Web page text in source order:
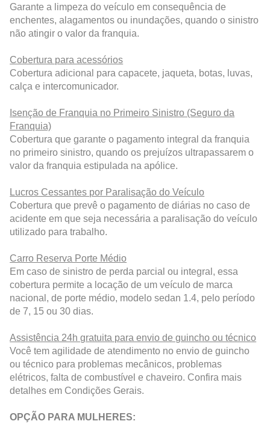
Garante a limpeza do veículo em consequência de
enchentes, alagamentos ou inundações, quando o sinistro
não atingir o valor da franquia.
Cobertura para acessórios​
Cobertura adicional para capacete, jaqueta, botas, luvas,
calça e intercomunicador.
Isenção de Franquia no Primeiro Sinistro (Seguro da
Franquia)
Cobertura que garante o pagamento integral da franquia
no primeiro sinistro, quando os prejuízos ultrapassarem o
valor da franquia estipulada na apólice.
Lucros Cessantes por Paralisação do Veículo
Cobertura que prevê o pagamento de diárias no caso de
acidente em que seja necessária a paralisação do veículo
utilizado para trabalho.
Carro Reserva Porte Médio
Em caso de sinistro de perda parcial ou integral, essa
cobertura permite a locação de um veículo de marca
nacional, de porte médio, modelo sedan 1.4, pelo período
de 7, 15 ou 30 dias.
Assistência 24h gratuita para envio de guincho ou técnico
Você tem agilidade de atendimento no envio de guincho
ou técnico para problemas mecânicos, problemas
elétricos, falta de combustível e chaveiro. Confira mais
detalhes em Condições Gerais.
OPÇÃO PARA MULHERES: